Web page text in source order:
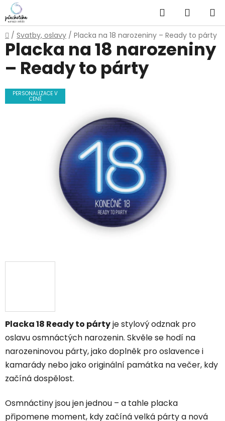
Přejít
na
obsah
Hledat
KOŠÍK
Domů
/ Svatby, oslavy / Placka na 18 narozeniny – Ready to párty
Placka 18 Ready to pártyje stylový odznak pro
oslavu osmnáctých narozenin. Skvěle se hodí na
narozeninovou párty, jako doplněk pro oslavence i
kamarády nebo jako originální památka na večer, kdy
začíná dospělost.
Osmnáctiny jsou jen jednou – a tahle placka
připomene moment, kdy začíná velká párty a nová
Placka na 18 narozeniny
– Ready to párty
PERSONALIZACE V
CENĚ